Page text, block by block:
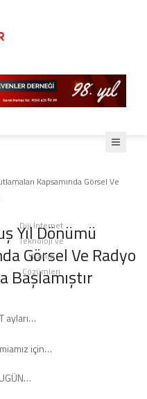
Kapsamında Görsel Ve
Yıl Dönümü
Görsel Ve Radyo
Başlamıştır
ayları…
için…
Diji İnternet
Teknoloji ve
Yazılım
Çözümleri